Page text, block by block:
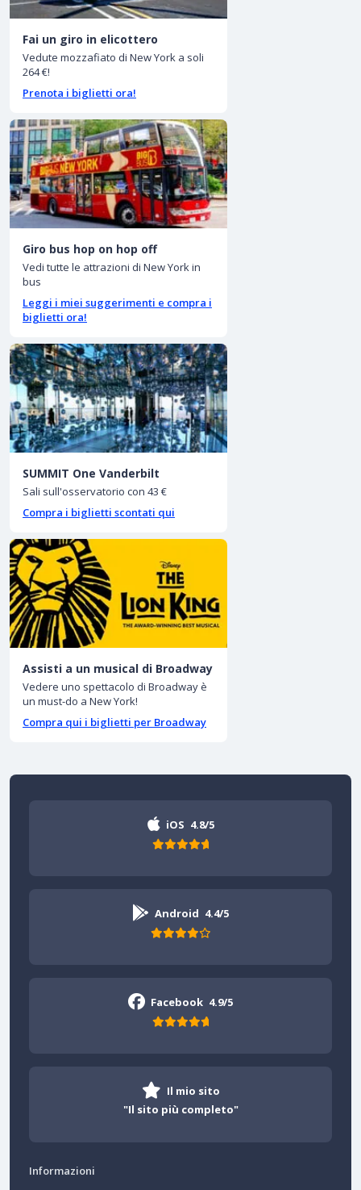
Fai un giro in elicottero
Vedute mozzafiato di New York a soli
264 €!
Prenota i biglietti ora!
Giro bus hop on hop off
Vedi tutte le attrazioni di New York in
bus
Leggi i miei suggerimenti e compra i
biglietti ora!
SUMMIT One Vanderbilt
Sali sull'osservatorio con 43 €
Compra i biglietti scontati qui
Assisti a un musical di Broadway
Vedere uno spettacolo di Broadway è
un must-do a New York!
Compra qui i biglietti per Broadway
iOS 4.8/5
Android 4.4/5
Facebook 4.9/5
Il mio sito
"Il sito più completo"
Informazioni